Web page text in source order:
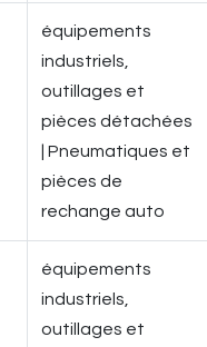
équipements
industriels,
outillages et
pièces détachées
| Pneumatiques et
pièces de
rechange auto
équipements
industriels,
outillages et